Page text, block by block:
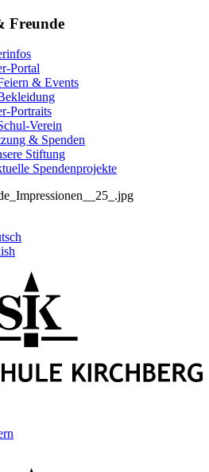
Freunde
Portal
& Events
Portraits
Verein
& Spenden
Stiftung
Spendenprojekte